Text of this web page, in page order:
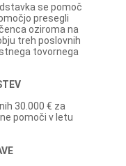
se pomoč
presegli
oziroma na
treh poslovnih
tovornega
30.000 € za
pomoči v letu